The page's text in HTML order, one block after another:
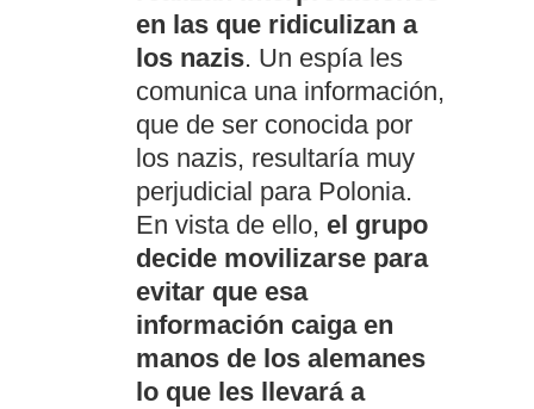
en las que ridiculizan a
los nazis. Un espía les
comunica una información,
que de ser conocida por
los nazis, resultaría muy
perjudicial para Polonia.
En vista de ello, el grupo
decide movilizarse para
evitar que esa
información caiga en
manos de los alemanes
lo que les llevará a